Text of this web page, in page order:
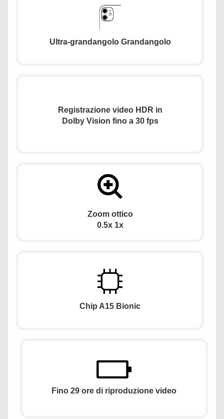
Ultra-grandangolo Grandangolo
Registrazione video HDR in
Dolby Vision fino a 30 fps
Zoom ottico
0.5x 1x
Chip A15 Bionic
Fino 29 ore di riproduzione video